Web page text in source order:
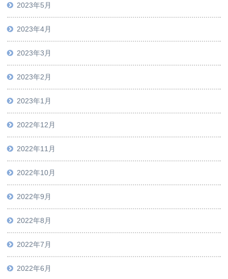
2023年5月
2023年4月
2023年3月
2023年2月
2023年1月
2022年12月
2022年11月
2022年10月
2022年9月
2022年8月
2022年7月
2022年6月